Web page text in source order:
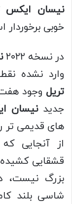
نیسان ایکس
خوبی برخوردار
در نسخه ۲۰۲۲
وارد نشده
تریل وجود
جدیدنیسان
های قدیمی تر
از آنجایی
قشقایی کشیده
بزرگ نیست،
شاسی بلند